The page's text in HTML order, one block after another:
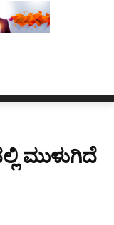
ಆಸ್ಟ್ರೇಲಿಯಾದಲ್ಲಿ
ಮುಳುಗಿದೆ